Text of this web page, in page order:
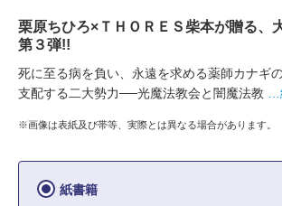
栗原ちひろ×ＴＨＯＲＥＳ柴本が贈る、
第３弾!!
死に至る病を負い、永遠を求める薬師カナギ
支配する二大勢力──光魔法教会と闇魔法教
※画像は表紙及び帯等、実際とは異なる場合があります。
紙書籍